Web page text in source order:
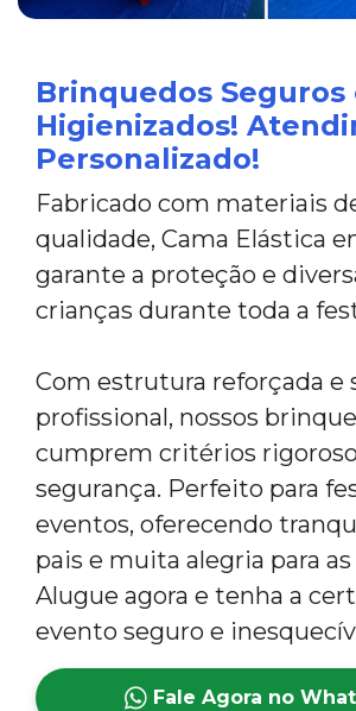
Brinquedos Seguros
Higienizados!
Personalizado!
Fabricado com materiais
qualidade, Cama Elástica
garante a proteção e
crianças durante toda a
Com estrutura reforçada e
profissional, nossos
cumprem critérios
segurança. Perfeito para
eventos, oferecendo
pais e muita alegria para
Alugue agora e tenha a
evento seguro e
Fale Agora no